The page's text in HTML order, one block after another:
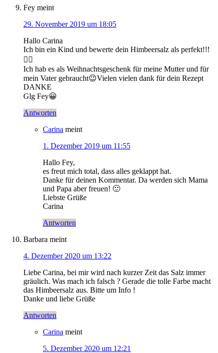
Fey meint
29. November 2019 um 18:05
Hallo Carina
Ich bin ein Kind und bewerte dein Himbeersalz als perfekt!!!
👌🏽
Ich hab es als Weihnachtsgeschenk für meine Mutter und für
mein Vater gebraucht😉Vielen vielen dank für dein Rezept
DANKE
Glg Fey😀
Antworten
Carina meint
1. Dezember 2019 um 11:55
Hallo Fey,
es freut mich total, dass alles geklappt hat.
Danke für deinen Kommentar. Da werden sich Mama
und Papa aber freuen! 🙂
Liebste Grüße
Carina
Antworten
Barbara meint
4. Dezember 2020 um 13:22
Liebe Carina, bei mir wird nach kurzer Zeit das Salz immer
gräulich. Was mach ich falsch ? Gerade die tolle Farbe macht
das Himbeersalz aus. Bitte um Info !
Danke und liebe Grüße
Antworten
Carina meint
5. Dezember 2020 um 12:21